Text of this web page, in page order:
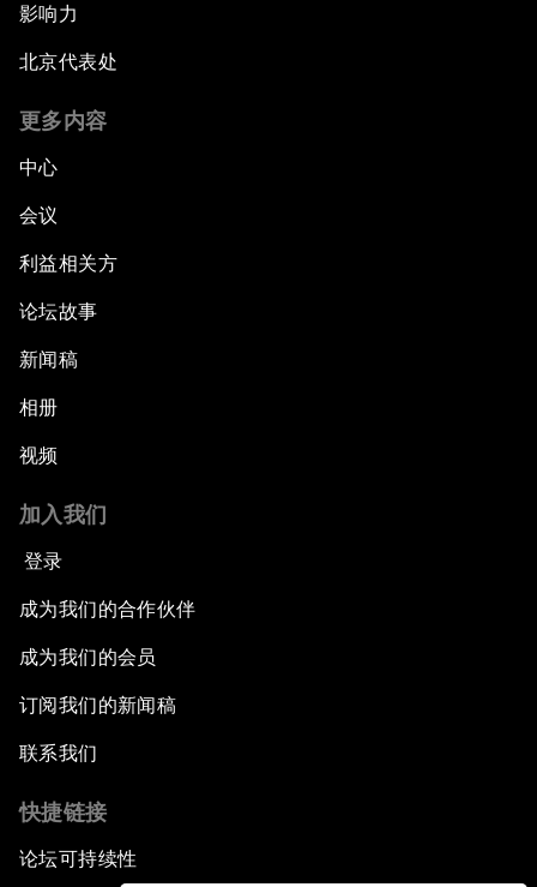
影响力
北京代表处
更多内容
中心
会议
利益相关方
论坛故事
新闻稿
相册
视频
加入我们
登录
成为我们的合作伙伴
成为我们的会员
订阅我们的新闻稿
联系我们
快捷链接
论坛可持续性